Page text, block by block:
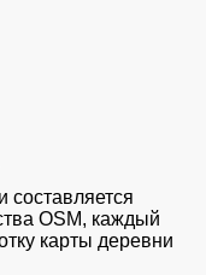
составляется
OSM, каждый
карты деревни